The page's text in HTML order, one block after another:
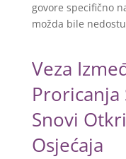
govore specifično
možda bile
Veza
Proricanja
Snovi
Osjećaja